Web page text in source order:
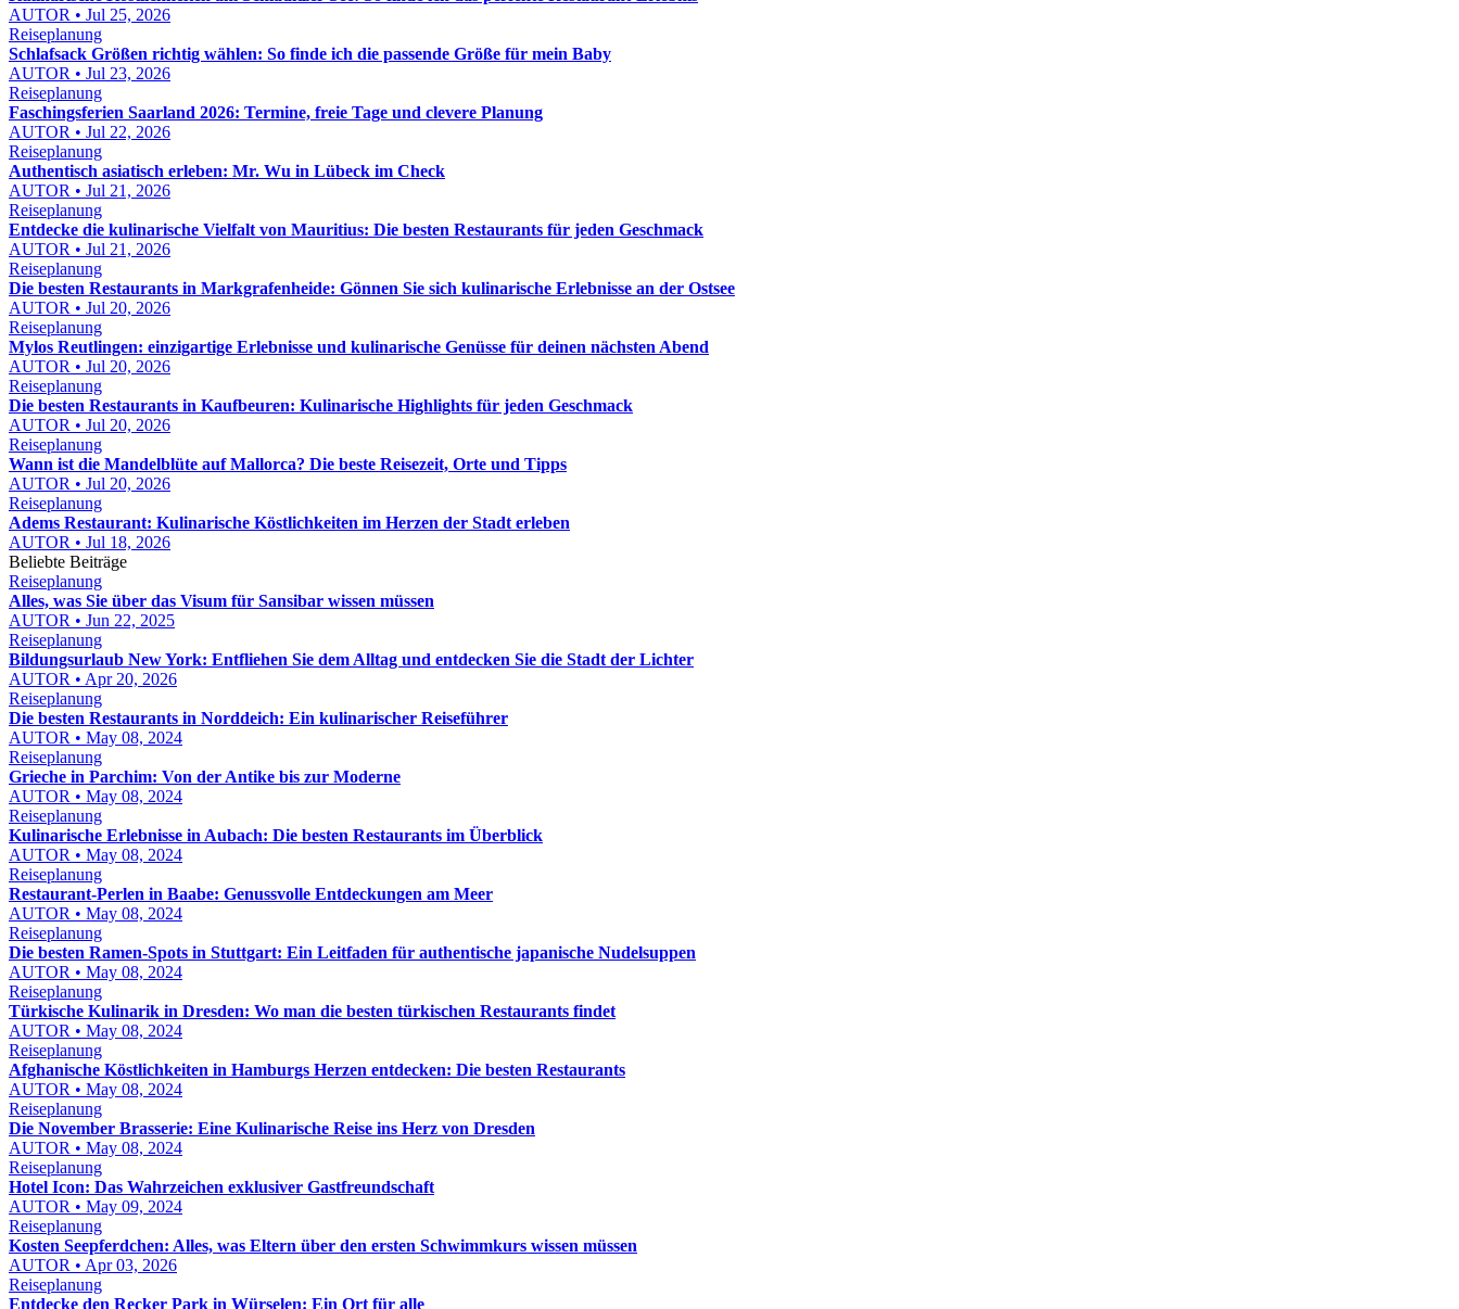
AUTOR • Jul 25, 2026
Reiseplanung
Schlafsack Größen richtig wählen: So finde ich die passende Größe für mein Baby
AUTOR • Jul 23, 2026
Reiseplanung
Faschingsferien Saarland 2026: Termine, freie Tage und clevere Planung
AUTOR • Jul 22, 2026
Reiseplanung
Authentisch asiatisch erleben: Mr. Wu in Lübeck im Check
AUTOR • Jul 21, 2026
Reiseplanung
Entdecke die kulinarische Vielfalt von Mauritius: Die besten Restaurants für jeden Geschmack
AUTOR • Jul 21, 2026
Reiseplanung
Die besten Restaurants in Markgrafenheide: Gönnen Sie sich kulinarische Erlebnisse an der Ostsee
AUTOR • Jul 20, 2026
Reiseplanung
Mylos Reutlingen: einzigartige Erlebnisse und kulinarische Genüsse für deinen nächsten Abend
AUTOR • Jul 20, 2026
Reiseplanung
Die besten Restaurants in Kaufbeuren: Kulinarische Highlights für jeden Geschmack
AUTOR • Jul 20, 2026
Reiseplanung
Wann ist die Mandelblüte auf Mallorca? Die beste Reisezeit, Orte und Tipps
AUTOR • Jul 20, 2026
Reiseplanung
Adems Restaurant: Kulinarische Köstlichkeiten im Herzen der Stadt erleben
AUTOR • Jul 18, 2026
Beliebte Beiträge
Reiseplanung
Alles, was Sie über das Visum für Sansibar wissen müssen
AUTOR • Jun 22, 2025
Reiseplanung
Bildungsurlaub New York: Entfliehen Sie dem Alltag und entdecken Sie die Stadt der Lichter
AUTOR • Apr 20, 2026
Reiseplanung
Die besten Restaurants in Norddeich: Ein kulinarischer Reiseführer
AUTOR • May 08, 2024
Reiseplanung
Grieche in Parchim: Von der Antike bis zur Moderne
AUTOR • May 08, 2024
Reiseplanung
Kulinarische Erlebnisse in Aubach: Die besten Restaurants im Überblick
AUTOR • May 08, 2024
Reiseplanung
Restaurant-Perlen in Baabe: Genussvolle Entdeckungen am Meer
AUTOR • May 08, 2024
Reiseplanung
Die besten Ramen-Spots in Stuttgart: Ein Leitfaden für authentische japanische Nudelsuppen
AUTOR • May 08, 2024
Reiseplanung
Türkische Kulinarik in Dresden: Wo man die besten türkischen Restaurants findet
AUTOR • May 08, 2024
Reiseplanung
Afghanische Köstlichkeiten in Hamburgs Herzen entdecken: Die besten Restaurants
AUTOR • May 08, 2024
Reiseplanung
Die November Brasserie: Eine Kulinarische Reise ins Herz von Dresden
AUTOR • May 08, 2024
Reiseplanung
Hotel Icon: Das Wahrzeichen exklusiver Gastfreundschaft
AUTOR • May 09, 2024
Reiseplanung
Kosten Seepferdchen: Alles, was Eltern über den ersten Schwimmkurs wissen müssen
AUTOR • Apr 03, 2026
Reiseplanung
Entdecke den Recker Park in Würselen: Ein Ort für alle